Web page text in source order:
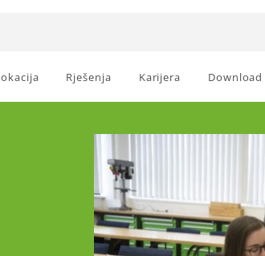
Rješenja Karijera Download